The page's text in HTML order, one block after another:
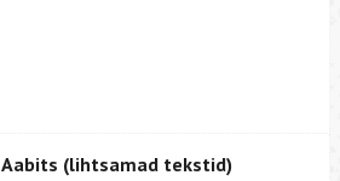
Aabits (lihtsamad tekstid)